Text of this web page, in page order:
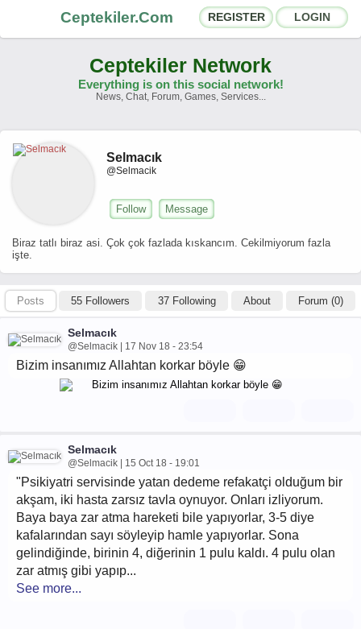
Ceptekiler.Com REGISTER LOGIN
Chat Rooms
Contact
About Us
Licence
Ceptekiler Network
Everything is on this social network!
News, Chat, Forum, Games, Services...
Selmacık
@Selmacik
Follow Message
Biraz tatlı biraz asi. Çok çok fazlada kıskancım. Cekilmiyorum fazla
işte.
Posts 55 Followers 37 Following About Forum (0)
Selmacık
@Selmacik | 17 Nov 18 - 23:54
Bizim insanımız Allahtan korkar böyle 😁
Selmacık
@Selmacik | 15 Oct 18 - 19:01
"Psikiyatri servisinde yatan dedeme refakatçi olduğum bir
akşam, iki hasta zarsız tavla oynuyor. Onları izliyorum.
Baya baya zar atma hareketi bile yapıyorlar, 3-5 diye
kafalarından sayı söyleyip hamle yapıyorlar. Sona
gelindiğinde, birinin 4, diğerinin 1 pulu kaldı. 4 pulu olan
zar atmış gibi yapıp...
See more...